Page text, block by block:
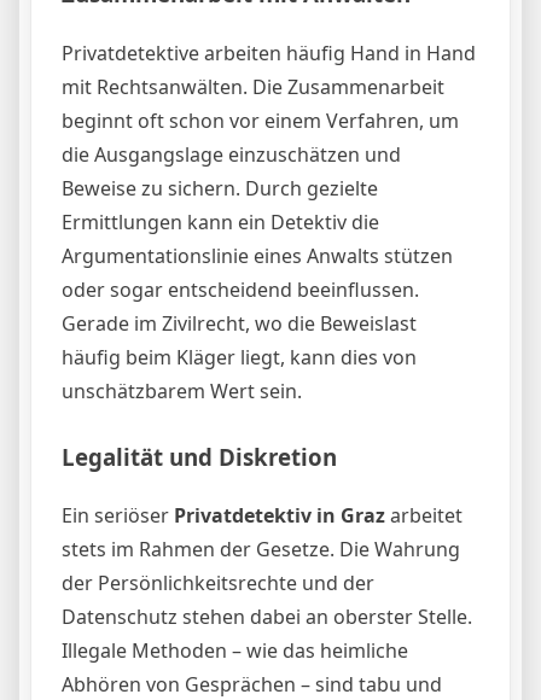
Privatdetektive arbeiten häufig Hand in Hand
mit Rechtsanwälten. Die Zusammenarbeit
beginnt oft schon vor einem Verfahren, um
die Ausgangslage einzuschätzen und
Beweise zu sichern. Durch gezielte
Ermittlungen kann ein Detektiv die
Argumentationslinie eines Anwalts stützen
oder sogar entscheidend beeinflussen.
Gerade im Zivilrecht, wo die Beweislast
häufig beim Kläger liegt, kann dies von
unschätzbarem Wert sein.
Legalität und Diskretion
Ein seriöser Privatdetektiv in Grazarbeitet
stets im Rahmen der Gesetze. Die Wahrung
der Persönlichkeitsrechte und der
Datenschutz stehen dabei an oberster Stelle.
Illegale Methoden – wie das heimliche
Abhören von Gesprächen – sind tabu und